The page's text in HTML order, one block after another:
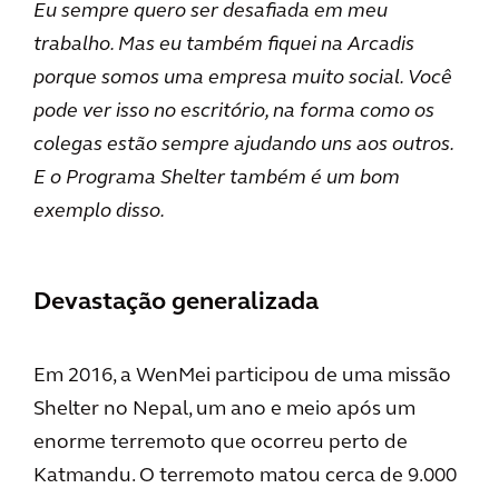
Eu sempre quero ser desafiada em meu
trabalho. Mas eu também fiquei na Arcadis
porque somos uma empresa muito social. Você
pode ver isso no escritório, na forma como os
colegas estão sempre ajudando uns aos outros.
E o Programa Shelter também é um bom
exemplo disso.
Devastação generalizada
Em 2016, a WenMei participou de uma missão
Shelter no Nepal, um ano e meio após um
enorme terremoto que ocorreu perto de
Katmandu. O terremoto matou cerca de 9.000